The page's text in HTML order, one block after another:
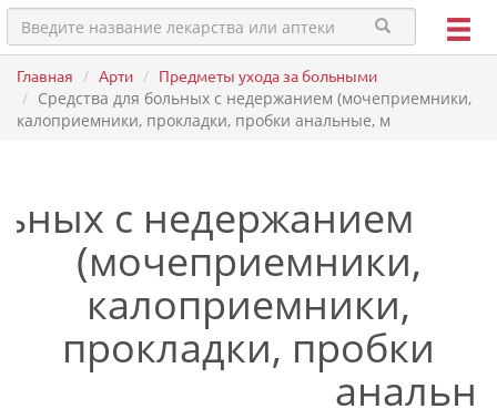
Главная Арти Предметы ухода за больными
Средства для больных с недержанием (мочеприемники,
калоприемники, прокладки, пробки анальные, м
с недержанием
(мочеприемники,
калоприемники,
прокладки, пробки